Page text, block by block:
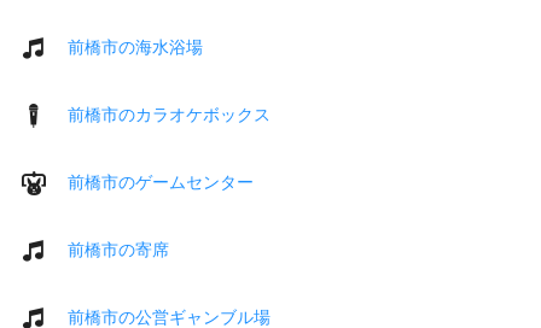
前橋市の海水浴場
前橋市のカラオケボックス
前橋市のゲームセンター
前橋市の寄席
前橋市の公営ギャンブル場